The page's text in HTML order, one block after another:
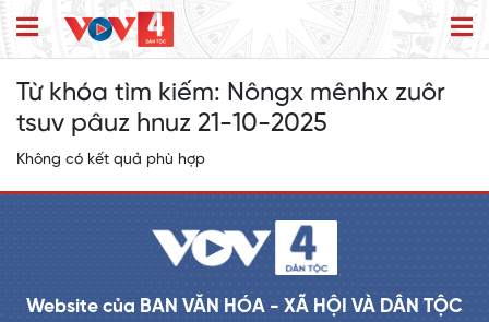
Từ khóa tìm kiếm: Nôngx mênhx zuôr
tsuv pâuz hnuz 21-10-2025
Không có kết quả phù hợp
Website của BAN VĂN HÓA - XÃ HỘI VÀ DÂN TỘC